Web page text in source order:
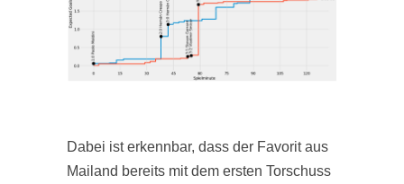
Dabei ist erkennbar, dass der Favorit aus
Mailand bereits mit dem ersten Torschuss